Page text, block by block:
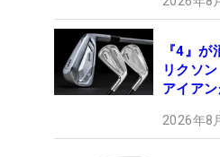
『4』
リクソ
アイア
2026年8